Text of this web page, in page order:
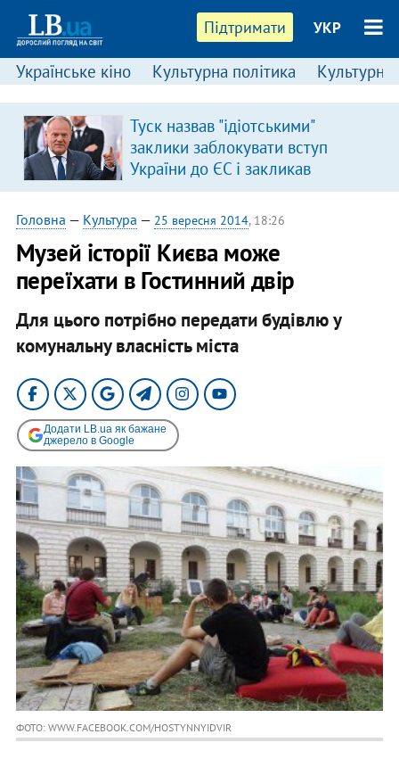
Підтримати УКР
Українське кіно Культурна політика Культурні
Туск назвав "ідіотськими"
заклики заблокувати вступ
України до ЄС і закликав
припинити антиукраїнську
риторику
Головна — Культура — 25 вересня 2014, 18:26
Музей історії Києва може
переїхати в Гостинний двір
Для цього потрібно передати будівлю у
комунальну власність міста
Додати LB.ua як бажане
джерело в Google
ФОТО: WWW.FACEBOOK.COM/HOSTYNNYIDVIR